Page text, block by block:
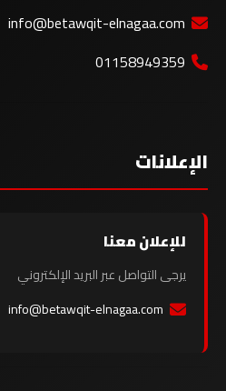
info@betawqit-elnagaa.com
01158949359
الإعلانات
للإعلان معنا
يرجى التواصل عبر البريد الإلكتروني
info@betawqit-elnagaa.com